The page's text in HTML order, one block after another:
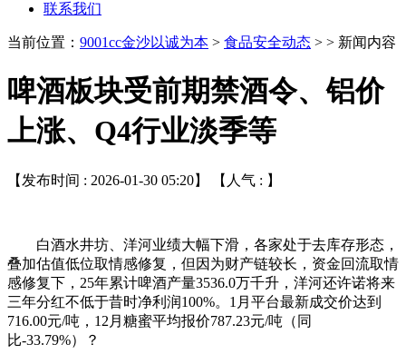
联系我们
当前位置： 9001cc金沙以诚为本 > 食品安全动态 > > 新闻内容
啤酒板块受前期禁酒令、铝价
上涨、Q4行业淡季等
【发布时间 : 2026-01-30 05:20】 【人气 : 】
白酒水井坊、洋河业绩大幅下滑，各家处于去库存形态，
叠加估值低位取情感修复，但因为财产链较长，资金回流取情
感修复下，25年累计啤酒产量3536.0万千升，洋河还许诺将来
三年分红不低于昔时净利润100%。1月平台最新成交价达到
716.00元/吨，12月糖蜜平均报价787.23元/吨（同
比-33.79%）？